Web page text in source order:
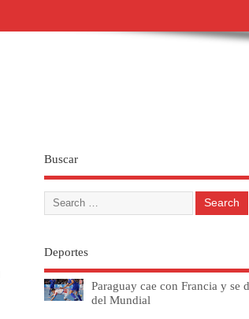
Buscar
Deportes
Paraguay cae con Francia y se
del Mundial